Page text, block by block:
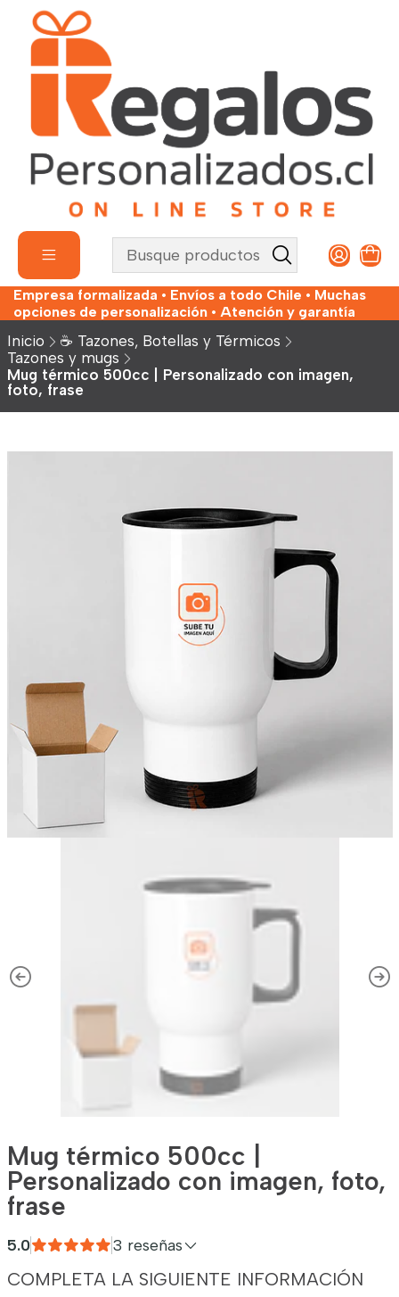
Empresa formalizada • Envíos a todo Chile • Muchas
opciones de personalización • Atención y garantía
Inicio
☕ Tazones, Botellas y Térmicos
Tazones y mugs
Mug térmico 500cc | Personalizado con imagen,
foto, frase
Mug térmico 500cc |
Personalizado con imagen, foto,
frase
5.0 3 reseñas
COMPLETA LA SIGUIENTE INFORMACIÓN